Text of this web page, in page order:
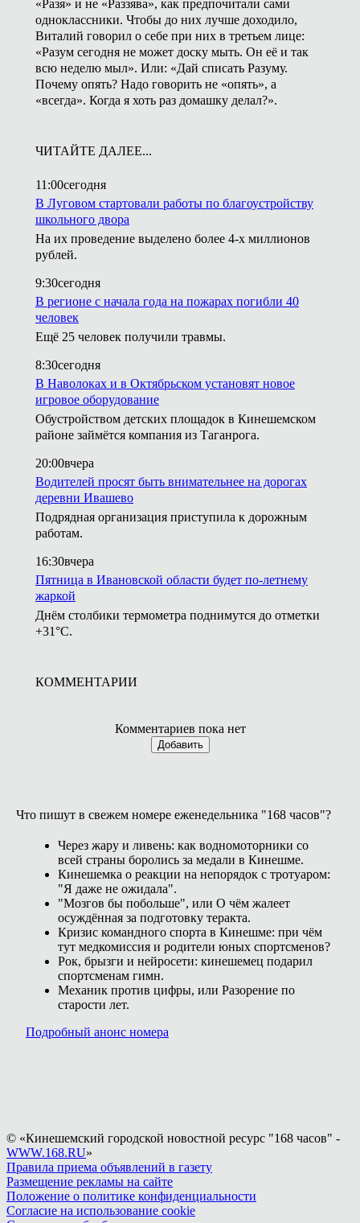
«Разя» и не «Раззява», как предпочитали сами
одноклассники. Чтобы до них лучше доходило,
Виталий говорил о себе при них в третьем лице:
«Разум сегодня не может доску мыть. Он её и так
всю неделю мыл». Или: «Дай списать Разуму.
Почему опять? Надо говорить не «опять», а
«всегда». Когда я хоть раз домашку делал?».
ЧИТАЙТЕ ДАЛЕЕ...
11:00сегодня
В Луговом стартовали работы по благоустройству
школьного двора
На их проведение выделено более 4-х миллионов
рублей.
9:30сегодня
В регионе с начала года на пожарах погибли 40
человек
Ещё 25 человек получили травмы.
8:30сегодня
В Наволоках и в Октябрьском установят новое
игровое оборудование
Обустройством детских площадок в Кинешемском
районе займётся компания из Таганрога.
20:00вчера
Водителей просят быть внимательнее на дорогах
деревни Ивашево
Подрядная организация приступила к дорожным
работам.
16:30вчера
Пятница в Ивановской области будет по-летнему
жаркой
Днём столбики термометра поднимутся до отметки
+31°С.
КОММЕНТАРИИ
Комментариев пока нет
Добавить
Что пишут в свежем номере еженедельника "168 часов"?
Через жару и ливень: как водномоторники со
всей страны боролись за медали в Кинешме.
Кинешемка о реакции на непорядок с тротуаром:
"Я даже не ожидала".
"Мозгов бы побольше", или О чём жалеет
осуждённая за подготовку теракта.
Кризис командного спорта в Кинешме: при чём
тут медкомиссия и родители юных спортсменов?
Рок, брызги и нейросети: кинешемец подарил
спортсменам гимн.
Механик против цифры, или Разорение по
старости лет.
Подробный анонс номера
© «Кинешемский городской новостной ресурс "168 часов" -
WWW.168.RU»
Правила приема объявлений в газету
Размещение рекламы на сайте
Положение о политике конфиденциальности
Согласие на использование cookie